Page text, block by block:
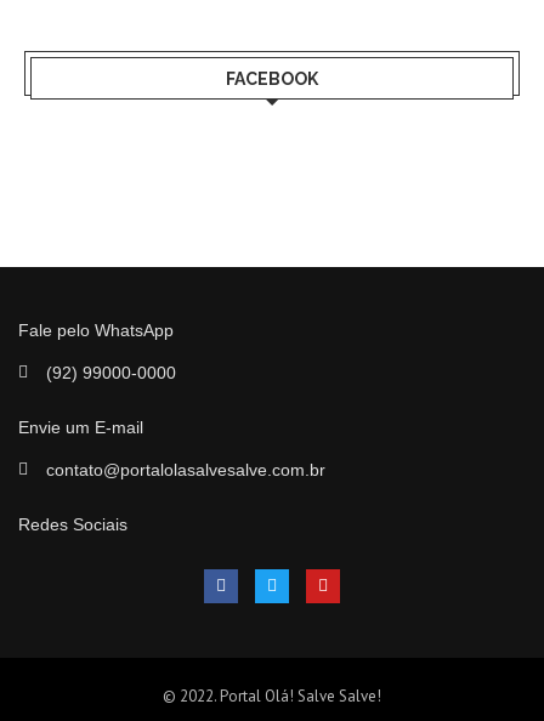
FACEBOOK
Fale pelo WhatsApp
(92) 99000-0000
Envie um E-mail
contato@portalolasalvesalve.com.br
Redes Sociais
© 2022. Portal Olá! Salve Salve!